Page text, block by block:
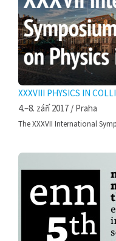
XXXVIII PHYSICS IN
4.–8. září 2017 / Praha
The XXXVII International